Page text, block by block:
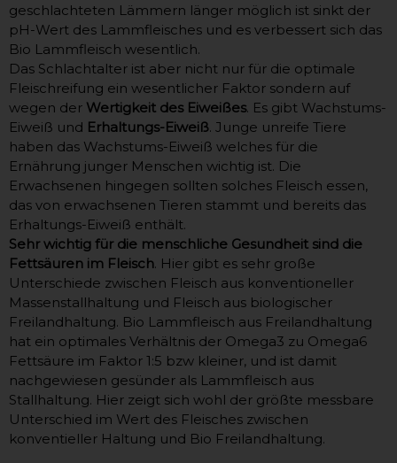
geschlachteten Lämmern länger möglich ist sinkt der
pH-Wert des Lammfleisches und es verbessert sich das
Bio Lammfleisch wesentlich.
Das Schlachtalter ist aber nicht nur für die optimale
Fleischreifung ein wesentlicher Faktor sondern auf
wegen der Wertigkeit des Eiweißes. Es gibt Wachstums-
Eiweiß und Erhaltungs-Eiweiß. Junge unreife Tiere
haben das Wachstums-Eiweiß welches für die
Ernährung junger Menschen wichtig ist. Die
Erwachsenen hingegen sollten solches Fleisch essen,
das von erwachsenen Tieren stammt und bereits das
Erhaltungs-Eiweiß enthält.
Sehr wichtig für die menschliche Gesundheit sind die
Fettsäuren im Fleisch. Hier gibt es sehr große
Unterschiede zwischen Fleisch aus konventioneller
Massenstallhaltung und Fleisch aus biologischer
Freilandhaltung. Bio Lammfleisch aus Freilandhaltung
hat ein optimales Verhältnis der Omega3 zu Omega6
Fettsäure im Faktor 1:5 bzw kleiner, und ist damit
nachgewiesen gesünder als Lammfleisch aus
Stallhaltung. Hier zeigt sich wohl der größte messbare
Unterschied im Wert des Fleisches zwischen
konventieller Haltung und Bio Freilandhaltung.